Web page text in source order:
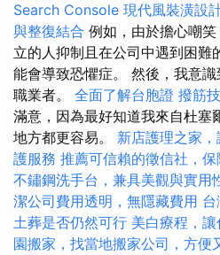
Search Console 現代風裝潢設
與整復結合 例如，由於擔心嘲
立的人抑制且在公司中遇到困難
能會導致恐懼症。 然後，我意
職業者。 全面了解台胞證 撥筋
滿意，因為最好知道我來自杜塞
地方都更容易。 新店護理之家
護服務 推薦可信賴的徵信社，
不鏽鋼洗手台，兼具美觀與實用
潔公司費用透明，無隱藏費用
土葬是否仍然可行 美白療程，
園搬家，找當地搬家公司，方便